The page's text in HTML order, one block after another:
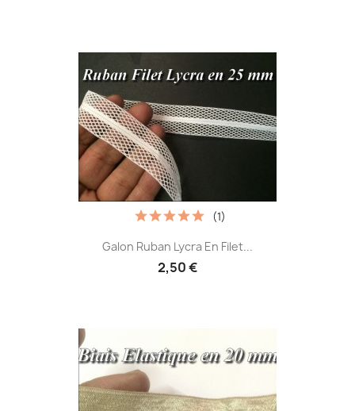
Galon Ruban Lycra En Filet...
2,50 €
(1)